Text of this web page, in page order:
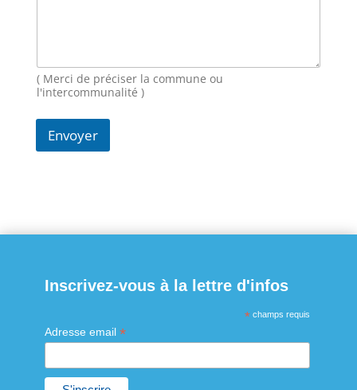
m
( Merci de préciser la commune ou
l'intercommunalité )
Envoyer
Inscrivez-vous à la lettre d'infos
* champs requis
Adresse email *